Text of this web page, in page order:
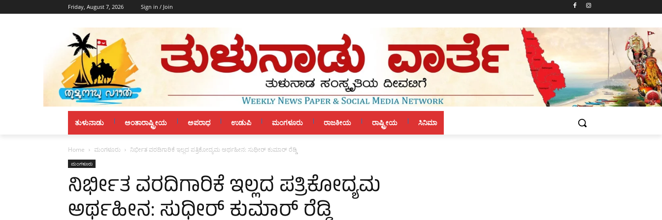
Friday, August 7, 2026 Sign in / Join
ತುಳುನಾಡು ಅಂತಾರಾಷ್ಟ್ರೀಯ ಅಪರಾಧ ಉಡುಪಿ ಮಂಗಳೂರು ರಾಜಕೀಯ ರಾಷ್ಟ್ರೀಯ ಸಿನಿಮಾ
Home ಮಂಗಳೂರು ನಿರ್ಭೀತ ವರದಿಗಾರಿಕೆ ಇಲ್ಲದ ಪತ್ರಿಕೋದ್ಯಮ ಅರ್ಥಹೀನ: ಸುಧೀರ್ ಕುಮಾರ್ ರೆಡ್ಡಿ
ಮಂಗಳೂರು
ನಿರ್ಭೀತ ವರದಿಗಾರಿಕೆ ಇಲ್ಲದ ಪತ್ರಿಕೋದ್ಯಮ
ಅರ್ಥಹೀನ: ಸುಧೀರ್ ಕುಮಾರ್ ರೆಡ್ಡಿ